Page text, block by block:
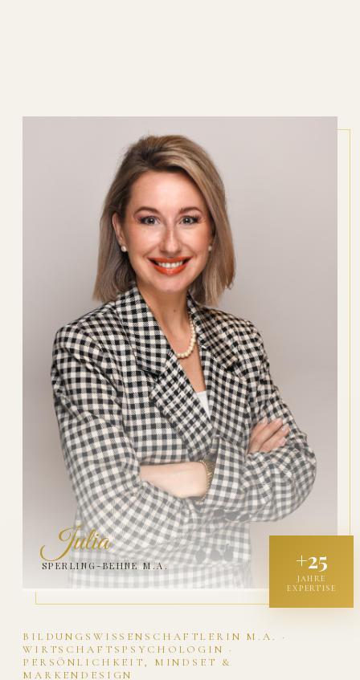
BILDUNGSWISSENSCHAFTLERIN M.A. ·
WIRTSCHAFTSPSYCHOLOGIN ·
PERSÖNLICHKEIT, MINDSET &
MARKENDESIGN
Julia
SPERLING-BEHNE M.A. +25
JAHRE
EXPERTISE